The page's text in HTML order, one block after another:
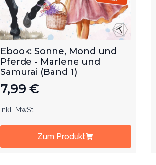
Ebook: Sonne, Mond und
Pferde - Marlene und
Samurai (Band 1)
7,99 €
inkl. MwSt.
Zum Produkt